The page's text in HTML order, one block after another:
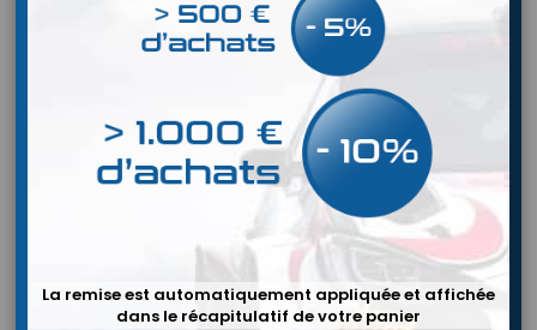
La remise est automatiquement appliquée et affichée
dans le récapitulatif de votre panier